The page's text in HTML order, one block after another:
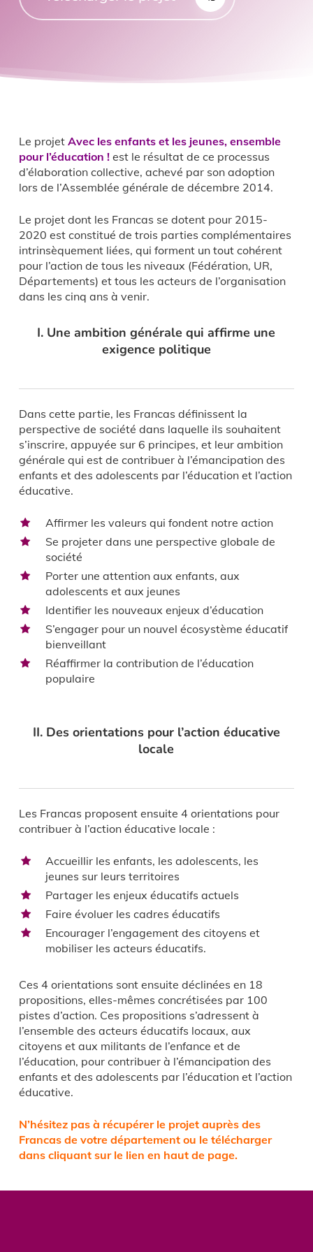
Le projet Avec les enfants et les jeunes, ensemble
pour l’éducation !est le résultat de ce processus
d’élaboration collective, achevé par son adoption
lors de l’Assemblée générale de décembre 2014.
Le projet dont les Francas se dotent pour 2015-
2020 est constitué de trois parties complémentaires
intrinsèquement liées, qui forment un tout cohérent
pour l’action de tous les niveaux (Fédération, UR,
Départements) et tous les acteurs de l’organisation
dans les cinq ans à venir.
I. Une ambition générale qui affirme une
exigence politique
Dans cette partie, les Francas définissent la
perspective de société dans laquelle ils souhaitent
s’inscrire, appuyée sur 6 principes, et leur ambition
générale qui est de contribuer à l’émancipation des
enfants et des adolescents par l’éducation et l’action
éducative.
Affirmer les valeurs qui fondent notre action
Se projeter dans une perspective globale de
société
Porter une attention aux enfants, aux
adolescents et aux jeunes
Identifier les nouveaux enjeux d’éducation
S’engager pour un nouvel écosystème éducatif
bienveillant
Réaffirmer la contribution de l’éducation
populaire
II. Des orientations pour l’action éducative
locale
Les Francas proposent ensuite 4 orientations pour
contribuer à l’action éducative locale :
Accueillir les enfants, les adolescents, les
jeunes sur leurs territoires
Partager les enjeux éducatifs actuels
Faire évoluer les cadres éducatifs
Encourager l’engagement des citoyens et
mobiliser les acteurs éducatifs.
Ces 4 orientations sont ensuite déclinées en 18
propositions, elles-mêmes concrétisées par 100
pistes d’action. Ces propositions s’adressent à
l’ensemble des acteurs éducatifs locaux, aux
citoyens et aux militants de l’enfance et de
l’éducation, pour contribuer à l’émancipation des
enfants et des adolescents par l’éducation et l’action
éducative.
N’hésitez pas à récupérer le projet auprès des
Francas de votre département ou le télécharger
dans cliquant sur le lien en haut de page.